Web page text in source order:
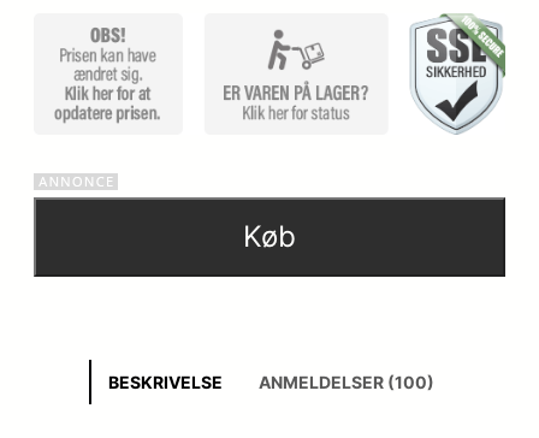
kundebedø
mmelser
Køb
BESKRIVELSE ANMELDELSER (100)